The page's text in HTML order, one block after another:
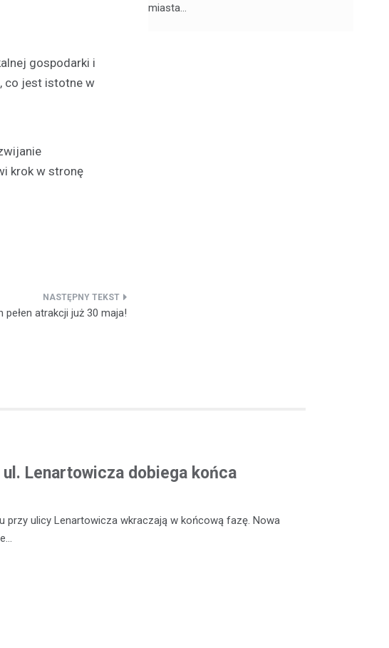
gospodarki i
, co jest istotne w
krok w stronę
atrakcji już 30 maja!
miasta…
Lenartowicza dobiega końca
przy ulicy Lenartowicza wkraczają w końcową fazę. Nowa